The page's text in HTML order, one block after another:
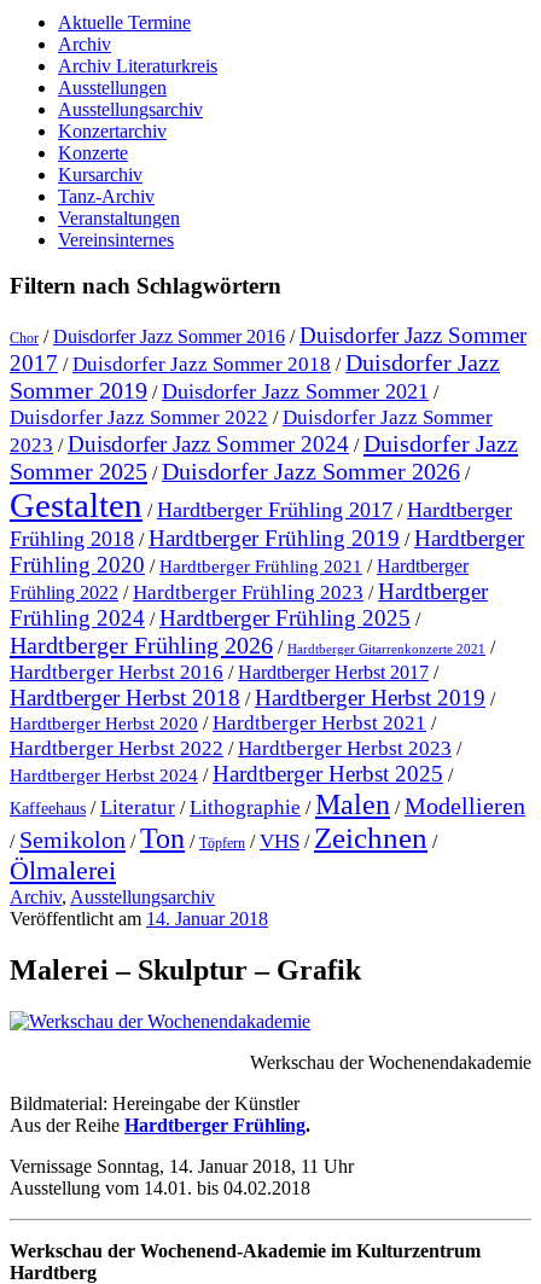
Aktuelle Termine
Archiv
Archiv Literaturkreis
Ausstellungen
Ausstellungsarchiv
Konzertarchiv
Konzerte
Kursarchiv
Tanz-Archiv
Veranstaltungen
Vereinsinternes
Filtern nach Schlagwörtern
Chor /Duisdorfer Jazz Sommer 2016 /Duisdorfer Jazz Sommer
2017 /Duisdorfer Jazz Sommer 2018 /Duisdorfer Jazz
Sommer 2019 /Duisdorfer Jazz Sommer 2021 /
Duisdorfer Jazz Sommer 2022 /Duisdorfer Jazz Sommer
2023 /Duisdorfer Jazz Sommer 2024 /Duisdorfer Jazz
Sommer 2025 /Duisdorfer Jazz Sommer 2026 /
Gestalten /Hardtberger Frühling 2017 /Hardtberger
Frühling 2018 /Hardtberger Frühling 2019 /Hardtberger
Frühling 2020 /Hardtberger Frühling 2021 /Hardtberger
Frühling 2022 /Hardtberger Frühling 2023 /Hardtberger
Frühling 2024 /Hardtberger Frühling 2025 /
Hardtberger Frühling 2026 / Hardtberger Gitarrenkonzerte 2021 /
Hardtberger Herbst 2016 /Hardtberger Herbst 2017 /
Hardtberger Herbst 2018 /Hardtberger Herbst 2019 /
Hardtberger Herbst 2020 /Hardtberger Herbst 2021 /
Hardtberger Herbst 2022 /Hardtberger Herbst 2023 /
Hardtberger Herbst 2024 /Hardtberger Herbst 2025 /
Kaffeehaus /Literatur /Lithographie /Malen /Modellieren
/ Semikolon /Ton / Töpfern /VHS / Zeichnen /
Ölmalerei
Archiv, Ausstellungsarchiv
Veröffentlicht am 14. Januar 2018
Malerei – Skulptur – Grafik
Werkschau der Wochenendakademie
Bildmaterial: Hereingabe der Künstler
Aus der Reihe Hardtberger Frühling.
Vernissage Sonntag, 14. Januar 2018, 11 Uhr
Ausstellung vom 14.01. bis 04.02.2018
Werkschau der Wochenend-Akademie im Kulturzentrum
Hardtberg